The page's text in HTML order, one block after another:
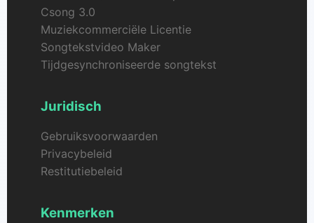
Csong 3.0
Muziekcommerciële Licentie
Songtekstvideo Maker
Tijdgesynchroniseerde songtekst
Juridisch
Gebruiksvoorwaarden
Privacybeleid
Restitutiebeleid
Kenmerken